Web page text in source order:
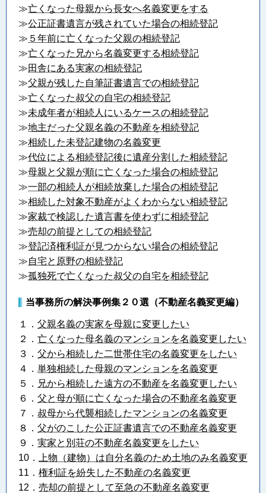
≫亡くなった母親から長女へ名義変更をする
≫公正証書遺言が残されていた場合の相続登記
≫ ５年前に亡くなった父親の相続登記
≫亡くなった兄から名義変更する相続登記
≫田舎にある実家の相続登記
≫父親が残した自筆証書遺言での相続登記
≫亡くなった叔父の自宅の相続登記
≫未成年者が相続人にいるケースの相続登記
≫地主だった父親名義の不動産を相続登記
≫相続した未登記建物の名義変更
≫代位による相続登記後に遺産分割した相続登記
≫母親と父親が順に亡くなった場合の相続登記
≫一部の相続人が相続放棄した場合の相続登記
≫相続した対象不動産がよくわからない相続登記
≫家裁で検認した遺言書を使わずに相続登記
≫売却の前提としての相続登記
≫登記済権利証が見つからない場合の相続登記
≫自宅と原野の相続登記
≫孤独死で亡くなった叔父の自宅を相続登記
当事務所の解決事例集２０選（不動産名義変更編）
１． 父親名義の実家を母親に変更したい
２． 亡くなった母名義のマンションを名義変更したい
３． 父から相続した二世帯住宅の名義変更をしたい
４． 単独相続した母親のマンションを名義変更
５． 兄から相続した遠方の不動産を名義変更したい
６． 父と母が順に亡くなった場合の不動産名義変更
７． 叔母から代襲相続したマンションの名義変更
８． 父がのこした公正証書遺言での不動産名義変更
９． 実家と別荘の不動産名義変更をしたい
10．
上物（建物）は自分名義のため土地のみ名義変更
11． 権利証を紛失した不動産の名義変更
12． 売却の前提として至急の不動産名義変更